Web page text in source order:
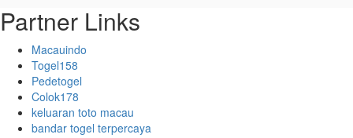
Partner Links
Macauindo
Togel158
Pedetogel
Colok178
keluaran toto macau
bandar togel terpercaya